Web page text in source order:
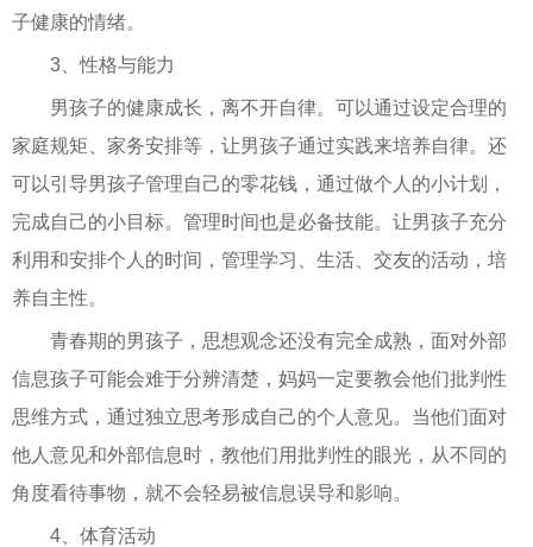
子健康的情绪。
3、性格与能力
男孩子的健康成长，离不开自律。可以通过设定合理的
家庭规矩、家务安排等，让男孩子通过实践来培养自律。还
可以引导男孩子管理自己的零花钱，通过做个人的小计划，
完成自己的小目标。管理时间也是必备技能。让男孩子充分
利用和安排个人的时间，管理学习、生活、交友的活动，培
养自主性。
青春期的男孩子，思想观念还没有完全成熟，面对外部
信息孩子可能会难于分辨清楚，妈妈一定要教会他们批判性
思维方式，通过独立思考形成自己的个人意见。当他们面对
他人意见和外部信息时，教他们用批判性的眼光，从不同的
角度看待事物，就不会轻易被信息误导和影响。
4、体育活动